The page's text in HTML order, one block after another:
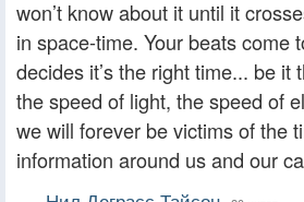
won’t know about it until it
in space-time. Your beats come
decides it’s the right time... be it
the speed of light, the speed of
we will forever be victims of the
information around us and our